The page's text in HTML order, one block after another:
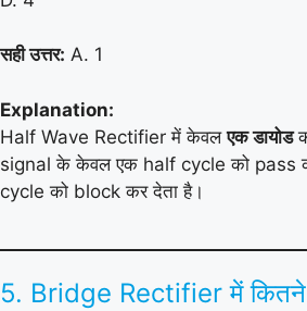
सही उत्तर: A. 1
Explanation:
Half Wave Rectifier में केवलएक डायोड
signal के केवल एक half cycle को pass
cycle को block कर देता है।
5. Bridge Rectifier में कितने